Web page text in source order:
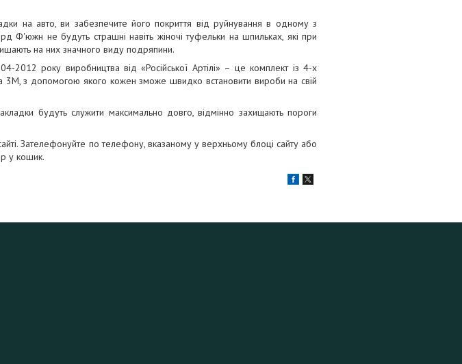
на авто, ви забезпечите його покриття від руйнування в одному з
Ф'южн не будуть страшні навіть жіночі туфельки на шпильках, які при
на них значного виду подряпини.
року виробництва від «Російської Артілі» – це комплект із 4-х
3М, з допомогою якого кожен зможе швидко встановити вироби на свій
будуть служити максимально довго, відмінно захищають пороги
Зателефонуйте по телефону, вказаному у верхньому блоці сайту або
у кошик.